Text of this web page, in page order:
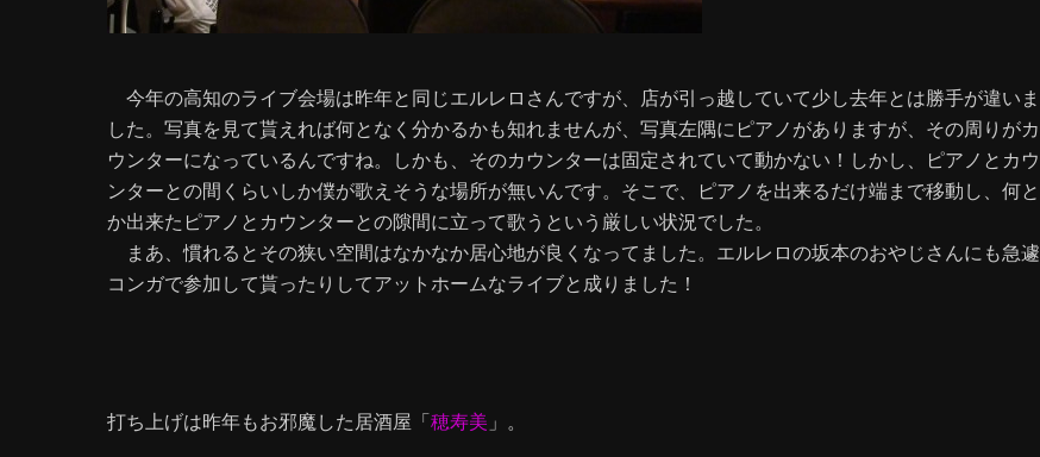
今年の高知のライブ会場は昨年と同じエルレロさんですが、店が引っ越していて少し去年とは勝手が違いま
した。写真を見て貰えれば何となく分かるかも知れませんが、写真左隅にピアノがありますが、その周りがカ
ウンターになっているんですね。しかも、そのカウンターは固定されていて動かない！しかし、ピアノとカウ
ンターとの間くらいしか僕が歌えそうな場所が無いんです。そこで、ピアノを出来るだけ端まで移動し、何と
か出来たピアノとカウンターとの隙間に立って歌うという厳しい状況でした。
まあ、慣れるとその狭い空間はなかなか居心地が良くなってました。エルレロの坂本のおやじさんにも急遽
コンガで参加して貰ったりしてアットホームなライブと成りました！
打ち上げは昨年もお邪魔した居酒屋「穂寿美 」。